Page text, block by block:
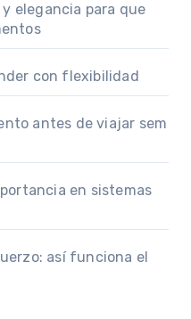
elegancia para que
con flexibilidad
antes de viajar sem
en sistemas
así funciona el